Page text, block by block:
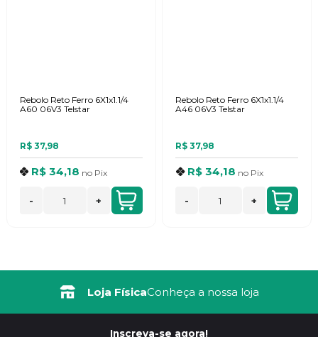
Rebolo Reto Ferro 6X1x1.1/4
A60 06V3 Telstar
R$ 37,98
R$ 34,18 no Pix
- +
Rebolo Reto Ferro 6X1x1.1/4
A46 06V3 Telstar
R$ 37,98
R$ 34,18 no Pix
- +
Loja FísicaConheça a nossa loja
Inscreva-se agora!